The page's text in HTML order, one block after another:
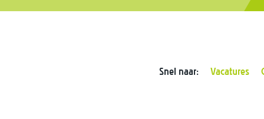
Snel naar: Vacatures